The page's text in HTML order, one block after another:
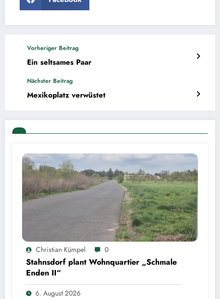
Vorheriger Beitrag
Ein seltsames Paar
Nächster Beitrag
Mexikoplatz verwüstet
Christian Kümpel 0
Stahnsdorf plant Wohnquartier „Schmale
Enden II“
6. August 2026